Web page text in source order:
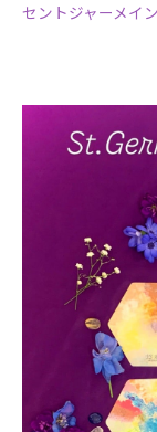
セントジャーメイ